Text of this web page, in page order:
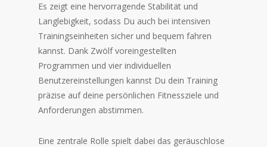
Es zeigt eine hervorragende Stabilität und
Langlebigkeit, sodass Du auch bei intensiven
Trainingseinheiten sicher und bequem fahren
kannst. Dank Zwölf voreingestellten
Programmen und vier individuellen
Benutzereinstellungen kannst Du dein Training
präzise auf deine persönlichen Fitnessziele und
Anforderungen abstimmen.
Eine zentrale Rolle spielt dabei das geräuschlose